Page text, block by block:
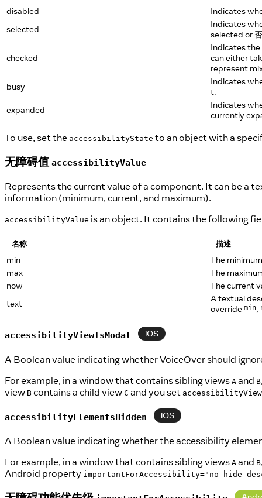
disabled
Indicates
selected
Indicates
selected or
checked
Indicates
can either
represent
busy
Indicates
t.
expanded
Indicates
currently
To use, set the accessibilityState to an object with a
无障碍值 accessibilityValue
Represents the current value of a component. It can be a
information (minimum, current, and maximum).
accessibilityValue is an object. It contains the following
名称 描述
min
The
max
The
now
The current
text
A textual
override min,
accessibilityViewIsModal iOS
A Boolean value indicating whether VoiceOver should
For example, in a window that contains sibling views A and B
view B contains a child view C and you set
accessibilityElementsHidden iOS
A Boolean value indicating whether the accessibility
For example, in a window that contains sibling views A and B
Android property importantForAccessibility="no-hide-